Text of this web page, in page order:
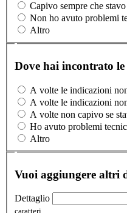
Capivo sempre che
Non ho avuto problemi
Altro
Dove hai incontrato
A volte le indicazioni
A volte le indicazioni
A volte non capivo se
Ho avuto problemi
Altro
Vuoi aggiungere altri
Dettaglio
caratteri